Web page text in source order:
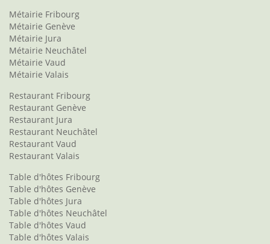
Métairie Fribourg
Métairie Genève
Métairie Jura
Métairie Neuchâtel
Métairie Vaud
Métairie Valais
Restaurant Fribourg
Restaurant Genève
Restaurant Jura
Restaurant Neuchâtel
Restaurant Vaud
Restaurant Valais
Table d'hôtes Fribourg
Table d'hôtes Genève
Table d'hôtes Jura
Table d'hôtes Neuchâtel
Table d'hôtes Vaud
Table d'hôtes Valais